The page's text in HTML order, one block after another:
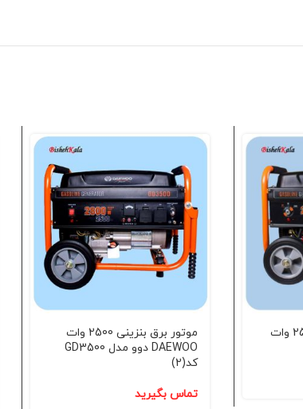
موتور برق استارتی 2500 وات
موتور برق بنزینی 2500 وات
DAEWOO دوو مدل GD3500
کد(2)
تماس بگیرید